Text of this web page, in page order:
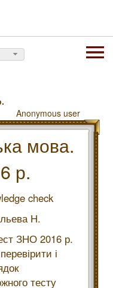
Anonymous user
мова.
р.
check
Н.
ЗНО 2016 р.
і
тесту